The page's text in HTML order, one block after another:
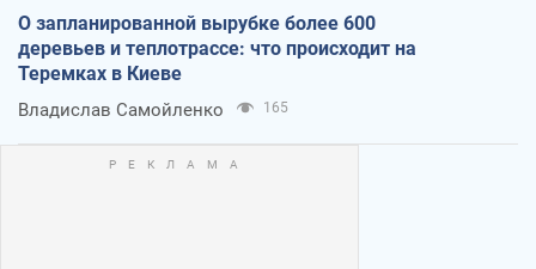
О запланированной вырубке более 600
деревьев и теплотрассе: что происходит на
Теремках в Киеве
Владислав Самойленко 165